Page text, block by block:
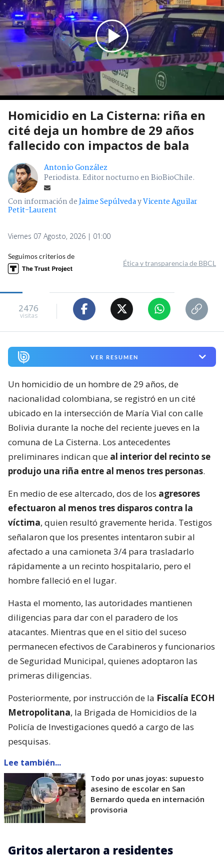
Homicidio en La Cisterna: riña en
cité deja un hombre de 29 años
fallecido con impactos de bala
Antonio González
Periodista. Editor nocturno en BioBioChile.
Con información deJaime SepúlvedayVicente Aguilar
Petit-Laurent
Viernes 07 Agosto, 2026 | 01:00
Seguimos criterios de
Ética y transparencia de BBCL
2476
visitas
VER RESUMEN
Un homicidio de un hombre de 29 años, de
nacionalidad colombiana, se registró en un cité
ubicado en la intersección de María Vial con calle
Bolivia durante la noche del reciente jueves en la
comuna de La Cisterna. Los antecedentes
preliminares indican que al interior del recinto se
produjo una riña entre al menos tres personas.
En medio de ese altercado, dos de los agresores
efectuaron al menos tres disparos contra la
víctima, quien resultó gravemente herida. Testigos
señalaron que los presentes intentaron subir al
afectado a una camioneta 3/4 para trasladarlo
rápidamente a un recinto hospitalario, pero el
hombre falleció en el lugar.
Hasta el momento, las autoridades mantienen
diligencias para dar con el paradero de los
atacantes. Mientras que en el sitio del suceso
permanecen efectivos de Carabineros y funcionarios
de Seguridad Municipal, quienes adoptaron las
primeras diligencias.
Posteriormente, por instrucción de la Fiscalía ECOH
Metropolitana, la Brigada de Homicidios de la
Policía de Investigaciones quedó a cargo de las
pesquisas.
Lee también...
Todo por unas joyas: supuesto
asesino de escolar en San
Bernardo queda en internación
provisoria
Gritos alertaron a residentes